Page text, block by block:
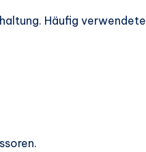
Häufig verwendete